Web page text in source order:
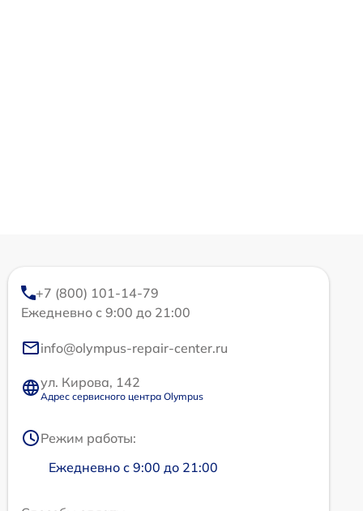
+7 (800) 101-14-79
Ежедневно с 9:00 до 21:00
info@olympus-repair-center.ru
ул. Кирова, 142
Адрес сервисного центра Olympus
Режим работы:
Ежедневно с 9:00 до 21:00